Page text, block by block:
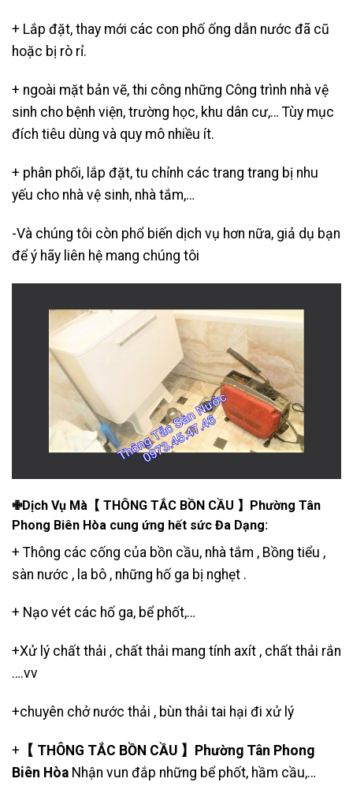
+ Lắp đặt, thay mới các con phố ống dẫn nước đã cũ
hoặc bị rò rỉ.
+ ngoài mặt bản vẽ, thi công những Công trình nhà vệ
sinh cho bệnh viện, trường học, khu dân cư,… Tùy mục
đích tiêu dùng và quy mô nhiều ít.
+ phân phối, lắp đặt, tu chỉnh các trang trang bị nhu
yếu cho nhà vệ sinh, nhà tắm,…
-Và chúng tôi còn phổ biến dịch vụ hơn nữa, giả dụ bạn
để ý hãy liên hệ mang chúng tôi
✙Dịch Vụ Mà【 THÔNG TẮC BỒN CẦU 】Phường Tân
Phong Biên Hòa cung ứng hết sức Đa Dạng:
+ Thông các cống của bồn cầu, nhà tắm , Bồng tiểu ,
sàn nước , la bô , những hố ga bị nghẹt .
+ Nạo vét các hố ga, bể phốt,…
+Xử lý chất thải , chất thải mang tính axít , chất thải rắn
….vv
+chuyên chở nước thải , bùn thải tai hại đi xử lý
+ 【 THÔNG TẮC BỒN CẦU 】Phường Tân Phong
Biên Hòa Nhận vun đắp những bể phốt, hầm cầu,…